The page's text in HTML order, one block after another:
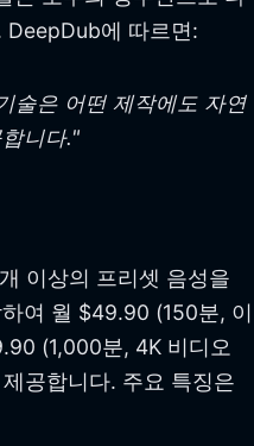
DeepDub에 따르면:
술은 어떤 제작에도 자연
니다."
이상의 프리셋 음성을
여 월 $49.90 (150분, 이
(1,000분, 4K 비디오
공합니다. 주요 특징은